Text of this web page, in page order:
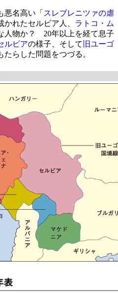
悪名高い「 スレブレニツァの虐
かれたセルビア人、 ラトコ・ム
人物か？ 20年以上を経て息子
ルビアの様子、そして 旧ユーゴ
たらした問題をつづる。